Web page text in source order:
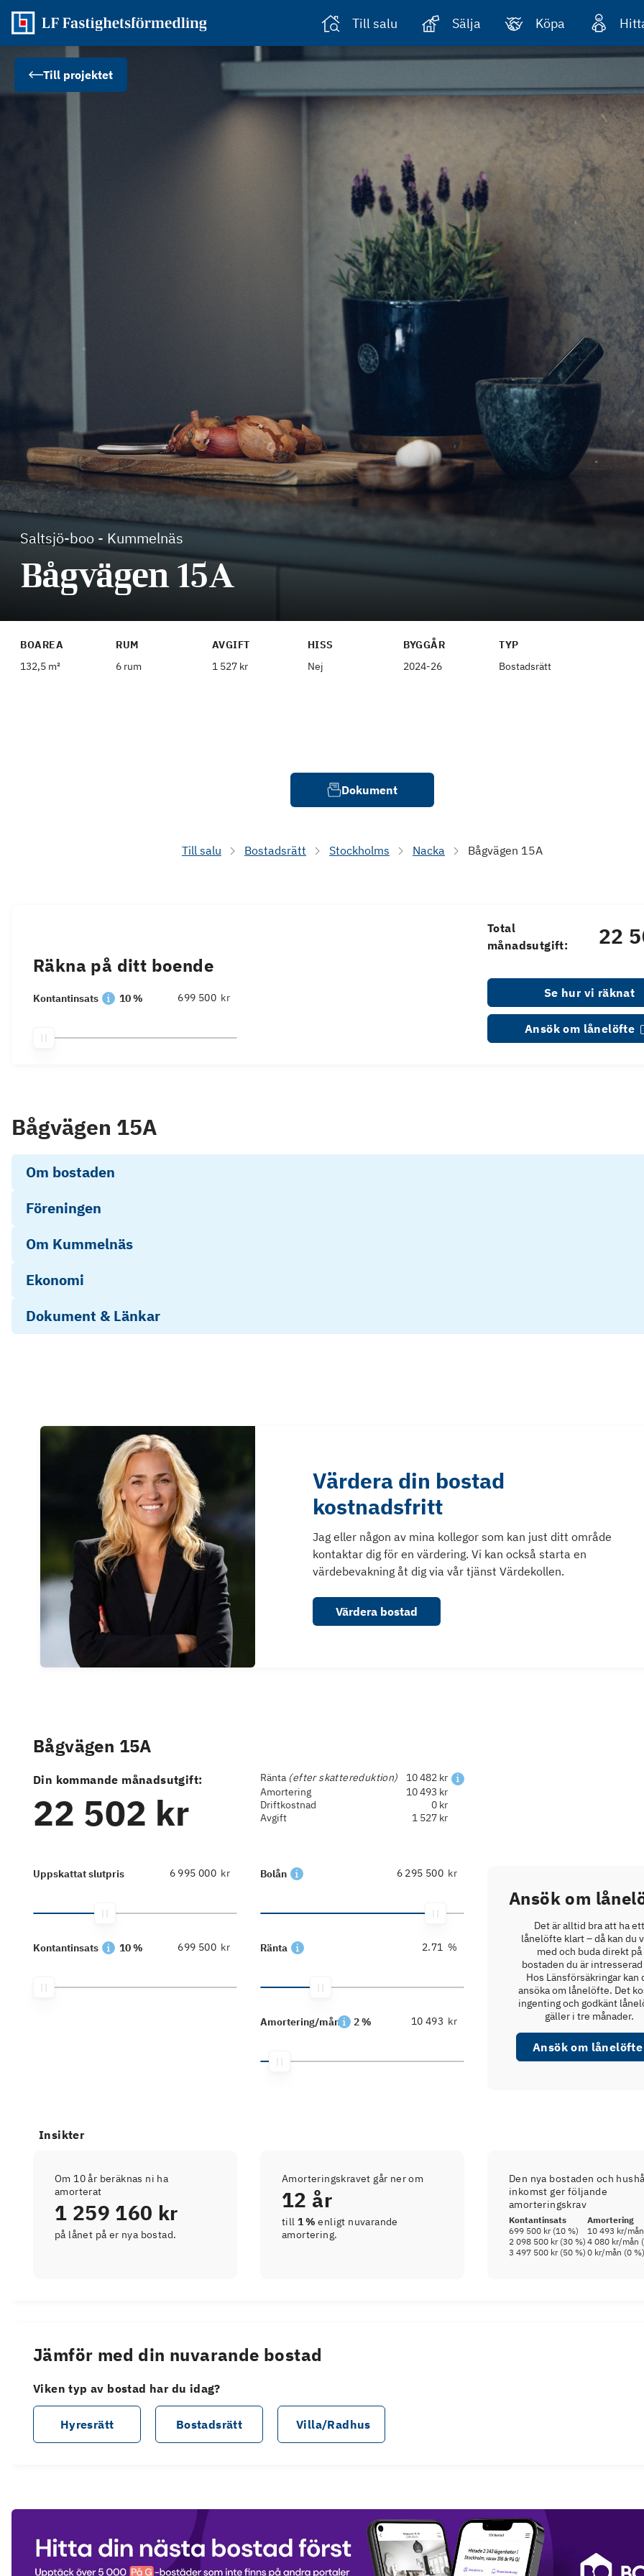
Till salu Sälja Köpa
Till projektet
Saltsjö-boo - Kummelnäs
Bågvägen 15A
BOAREA
132,5 m²
RUM
6 rum
AVGIFT
1 527 kr
HISS
Nej
BYGGÅR
2024-26
TYP
Bostadsrätt
Dokument
Till salu Bostadsrätt Stockholms Nacka Bågvägen 15A
Räkna på ditt boende
Kontantinsats 10 % kr
Total
månadsutgift:
22
Se hur vi räknat
Ansök om lånelöfte
Bågvägen 15A
Om bostaden
Föreningen
Om Kummelnäs
Ekonomi
Dokument & Länkar
Värdera din bostad
kostnadsfritt
Jag eller någon av mina kollegor som kan just ditt område
kontaktar dig för en värdering. Vi kan också starta en
värdebevakning åt dig via vår tjänst Värdekollen.
Värdera bostad
Bågvägen 15A
Din kommande månadsutgift:
22 502 kr
Ränta (efter skattereduktion)
10 482 kr
Amortering
10 493 kr
Driftkostnad
0 kr
Avgift
1 527 kr
Uppskattat slutpris kr
Kontantinsats 10 % kr
Bolån kr
Ränta %
Amortering/mån 2 % kr
Ansök om
Det är alltid bra att ha ett
lånelöfte klart – då kan du
med och buda direkt på
bostaden du är intresserad
Hos Länsförsäkringar kan
ansöka om lånelöfte. Det
ingenting och godkänt
gäller i tre månader.
Ansök om lånelöfte
Insikter
Om 10 år beräknas ni ha
amorterat
1 259 160 kr
på lånet på er nya bostad.
Amorteringskravet går ner om
12 år
till1 % enligt nuvarande
amortering.
Den nya bostaden och
inkomst ger följande
amorteringskrav
Kontantinsats
Amortering
699 500 kr(10 %) 10 493 kr/
2 098 500 kr(30 %) 4 080 kr/mån (
3 497 500 kr(50 %) 0 kr/mån (0 %)
Jämför med din nuvarande bostad
Viken typ av bostad har du idag?
Hyresrätt Bostadsrätt Villa/Radhus